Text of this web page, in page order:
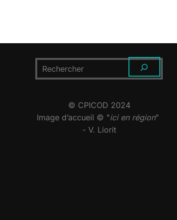
RECHERCHER
© CPICOD 2024
Image d’accueil © "ici en région"
- V. Liorit